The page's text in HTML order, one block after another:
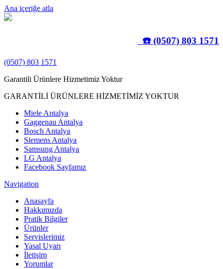
Ana içeriğe atla
☎️ (0507) 803 1571
(0507) 803 1571
Garantili Ürünlere Hizmetimiz Yoktur
GARANTİLİ ÜRÜNLERE HİZMETİMİZ YOKTUR
Miele Antalya
Gaggenau Antalya
Bosch Antalya
Siemens Antalya
Samsung Antalya
LG Antalya
Facebook Sayfamız
Navigation
Anasayfa
Hakkımızda
Pratik Bilgiler
Ürünler
Servislerimiz
Yasal Uyarı
İletişim
Yorumlar